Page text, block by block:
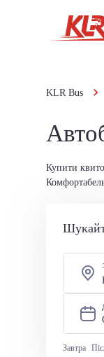
KLR Bus
Купити
Завтра